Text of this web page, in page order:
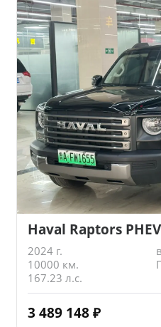
Haval Raptors PHEV
2024 г.
10000 км.
167.23 л.с.
3 489 148 ₽